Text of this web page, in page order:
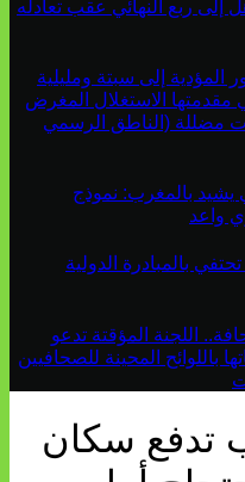
إلى ربع النهائي عقب تعادله
المؤدية إلى سبتة ومليلية
الاستغلال المغرض
مضللة (الناطق الرسمي
يشيد بالمغرب: نموذج
واعد
بالمبادرة الدولية
اللجنة المؤقتة تدعو
باللوائح المحينة للصحافيين
تدفع سكان